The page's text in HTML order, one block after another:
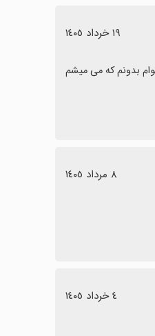
١٩ خرداد ١٤٠٥
٨ مرداد ١٤٠٥
٤ خرداد ١٤٠٥